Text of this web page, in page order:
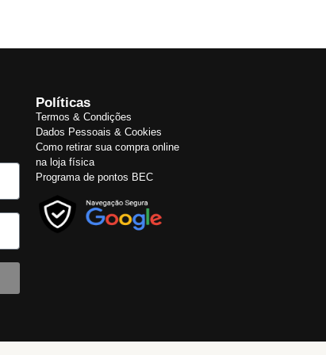
Políticas
Termos & Condições
Dados Pessoais & Cookies
Como retirar sua compra online
na loja física
Programa de pontos BEC